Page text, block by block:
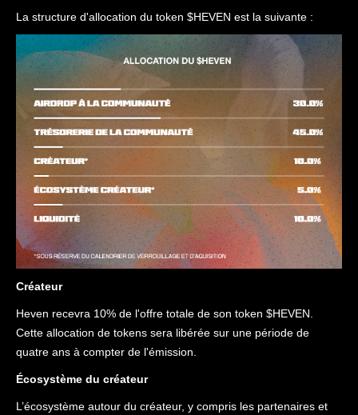
La structure d'allocation du token $HEVEN est la suivante :
Créateur
Heven recevra 10% de l'offre totale de son token $HEVEN.
Cette allocation de tokens sera libérée sur une période de
quatre ans à compter de l'émission.
Écosystème du créateur
L’écosystème autour du créateur, y compris les partenaires et